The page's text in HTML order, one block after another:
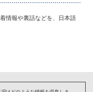
情報や裏話などを、日本語